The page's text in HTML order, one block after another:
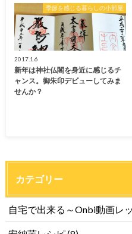
季節を感じる暮らしの小部屋
2017.1.6
新年は神社仏閣を身近に感じるチ
ャンス。御朱印デビューしてみま
せんか？
カテゴリー
自宅で出来る～Onbi動画レ